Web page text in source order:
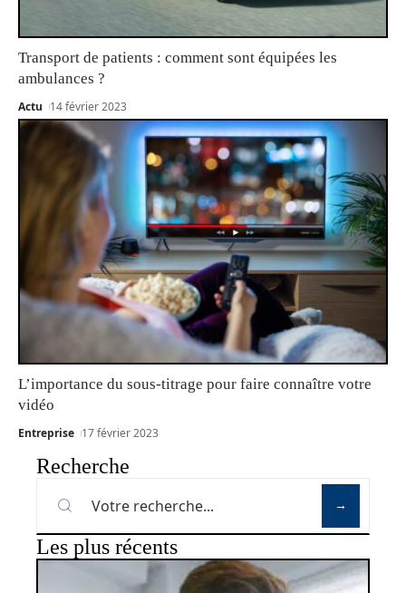
Transport de patients : comment sont équipées les
ambulances ?
Actu 14 février 2023
L’importance du sous-titrage pour faire connaître votre
vidéo
Entreprise 17 février 2023
Recherche
Les plus récents